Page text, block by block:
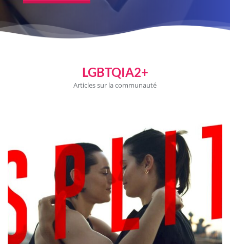
LGBTQIA2+
Articles sur la communauté